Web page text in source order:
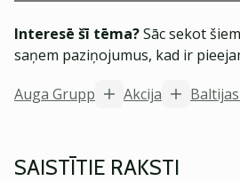
Interesē šī tēma?Sāc sekot
saņem paziņojumus, kad ir
Auga Grupp
Akcija
SAISTĪTIE RAKSTI